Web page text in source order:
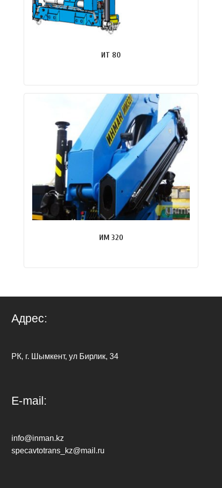
ИТ 80
ПОДРОБНЕЕ
ИМ 320
Адрес:
РК, г. Шымкент, ул Бирлик, 34
E-mail:
info@inman.kz
specavtotrans_kz@mail.ru